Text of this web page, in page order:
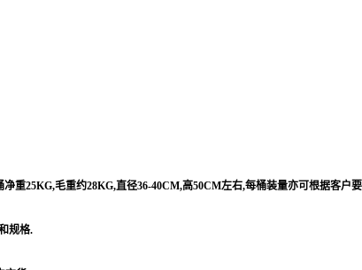
重25KG,毛重约28KG,直径36-40CM,高50CM左右,每桶装量亦可根据客户
规格.